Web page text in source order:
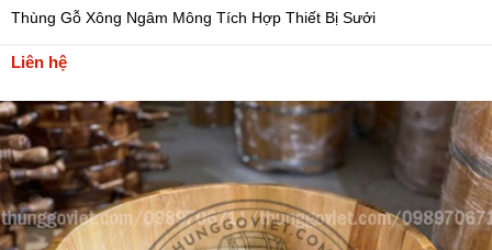
Thùng Gỗ Xông Ngâm Mông Tích Hợp Thiết Bị Sưởi
Liên hệ